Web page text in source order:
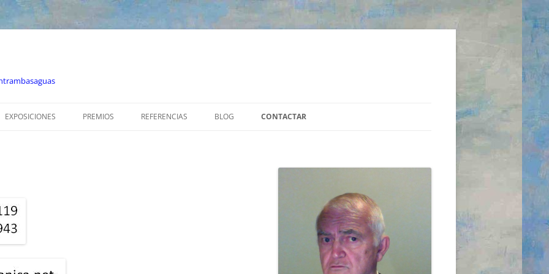
HIJO DEL
Y MEJOR
EXPOSICIONES
DORTMUND 2006
PEIRONCELY 2004
MARBELLA 2002
PREMIOS REFERENCIAS BLOG CONTACTAR